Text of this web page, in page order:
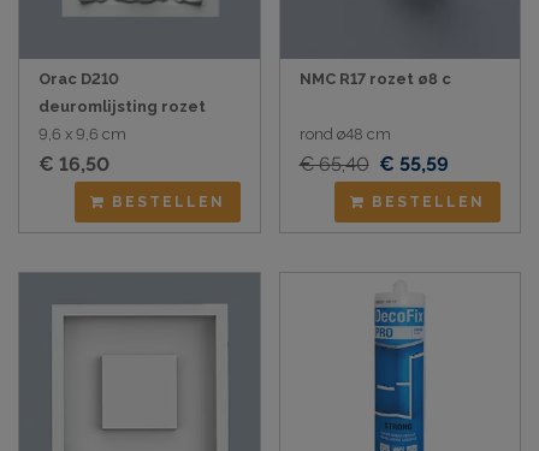
Orac D210
deuromlijsting rozet
9,6 x 9,6 cm
€ 16,50
BESTELLEN
NMC R17 rozet ø8 c
rond ø48 cm
€ 65,40 € 55,59
BESTELLEN